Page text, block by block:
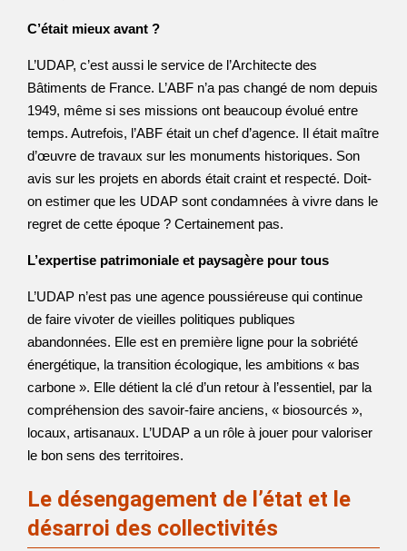
C’était mieux avant ?
L’UDAP, c’est aussi le service de l’Architecte des
Bâtiments de France. L’ABF n’a pas changé de nom depuis
1949, même si ses missions ont beaucoup évolué entre
temps. Autrefois, l’ABF était un chef d’agence. Il était maître
d’œuvre de travaux sur les monuments historiques. Son
avis sur les projets en abords était craint et respecté. Doit-
on estimer que les UDAP sont condamnées à vivre dans le
regret de cette époque ? Certainement pas.
L’expertise patrimoniale et paysagère pour tous
L’UDAP n’est pas une agence poussiéreuse qui continue
de faire vivoter de vieilles politiques publiques
abandonnées. Elle est en première ligne pour la sobriété
énergétique, la transition écologique, les ambitions « bas
carbone ». Elle détient la clé d’un retour à l’essentiel, par la
compréhension des savoir-faire anciens, « biosourcés »,
locaux, artisanaux. L’UDAP a un rôle à jouer pour valoriser
le bon sens des territoires.
Le désengagement de l’état et le
désarroi des collectivités